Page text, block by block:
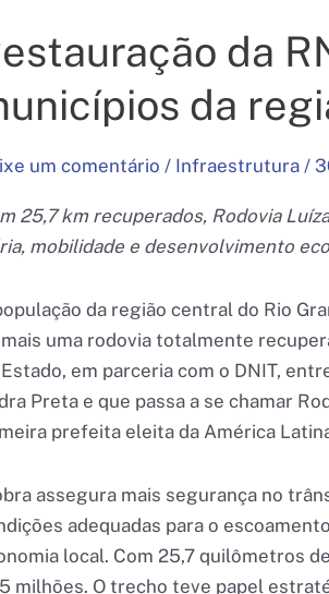
da
da
um comentário / Infraestrutura /
25,7 km recuperados, Rodovia
mobilidade e desenvolvimento
da região central do Rio
uma rodovia totalmente
em parceria com o DNIT,
Preta e que passa a se chamar
prefeita eleita da América
assegura mais segurança no
adequadas para o
local. Com 25,7 quilômetros
milhões. O trecho teve papel